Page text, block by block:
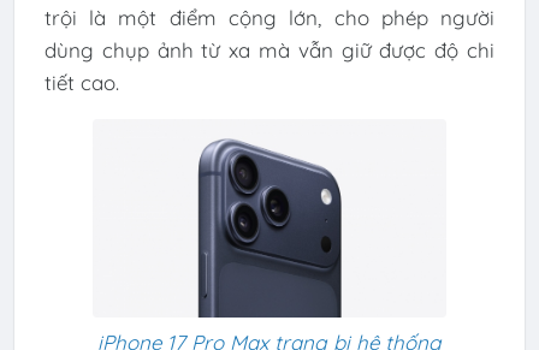
trội là một điểm cộng lớn, cho phép người
dùng chụp ảnh từ xa mà vẫn giữ được độ chi
tiết cao.
iPhone 17 Pro Max trang bị hệ thống